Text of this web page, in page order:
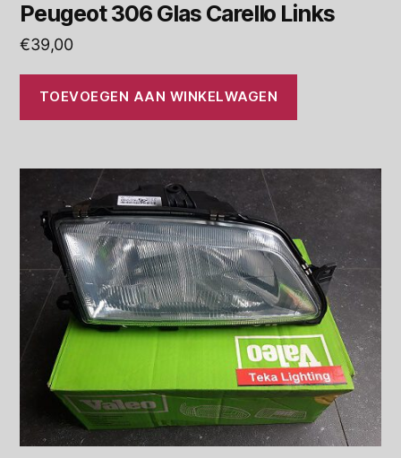
Peugeot 306 Glas Carello Links
€39,00
TOEVOEGEN AAN WINKELWAGEN